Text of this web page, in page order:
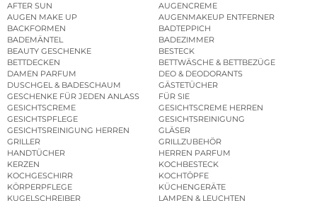
AFTER SUN
AUGENCREME
AUGEN MAKE UP
AUGENMAKEUP ENTFERNER
BACKFORMEN
BADTEPPICH
BADEMÄNTEL
BADEZIMMER
BEAUTY GESCHENKE
BESTECK
BETTDECKEN
BETTWÄSCHE & BETTBEZÜGE
DAMEN PARFUM
DEO & DEODORANTS
DUSCHGEL & BADESCHAUM
GÄSTETÜCHER
GESCHENKE FÜR JEDEN ANLASS
FÜR SIE
GESICHTSCREME
GESICHTSCREME HERREN
GESICHTSPFLEGE
GESICHTSREINIGUNG
GESICHTSREINIGUNG HERREN
GLÄSER
GRILLER
GRILLZUBEHÖR
HANDTÜCHER
HERREN PARFUM
KERZEN
KOCHBESTECK
KOCHGESCHIRR
KOCHTÖPFE
KÖRPERPFLEGE
KÜCHENGERÄTE
KUGELSCHREIBER
LAMPEN & LEUCHTEN